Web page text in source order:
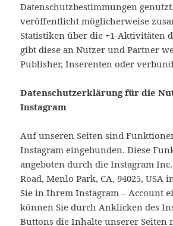
Datenschutzbestimmungen
veröffentlicht möglicherweise
Statistiken über die +1-Aktivitäten
gibt diese an Nutzer und Partner
Publisher, Inserenten oder
Datenschutzerklärung für die
Instagram
Auf unseren Seiten sind
Instagram eingebunden. Diese
angeboten durch die Instagram
Road, Menlo Park, CA, 94025, USA
Sie in Ihrem Instagram – Account
können Sie durch Anklicken des
Buttons die Inhalte unserer Seiten